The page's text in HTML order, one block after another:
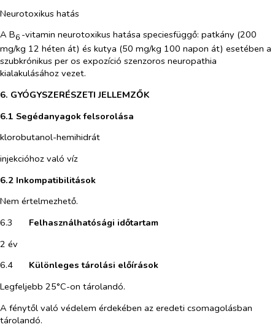
Neurotoxikus hatás
A B6 -vitamin neurotoxikus hatása speciesfüggő: patkány (200
mg/kg 12 héten át) és kutya (50 mg/kg 100 napon át) esetében a
szubkrónikus per os expozíció szenzoros neuropathia
kialakulásához vezet.
6. GYÓGYSZERÉSZETI JELLEMZŐK
6.1 Segédanyagok felsorolása
klorobutanol-hemihidrát
injekcióhoz való víz
6.2 Inkompatibilitások
Nem értelmezhető.
6.3​
Felhasználhatósági időtartam
2 év
6.4​
Különleges tárolási előírások
Legfeljebb 25°C-on tárolandó.
A fénytől való védelem érdekében az eredeti csomagolásban
tárolandó.